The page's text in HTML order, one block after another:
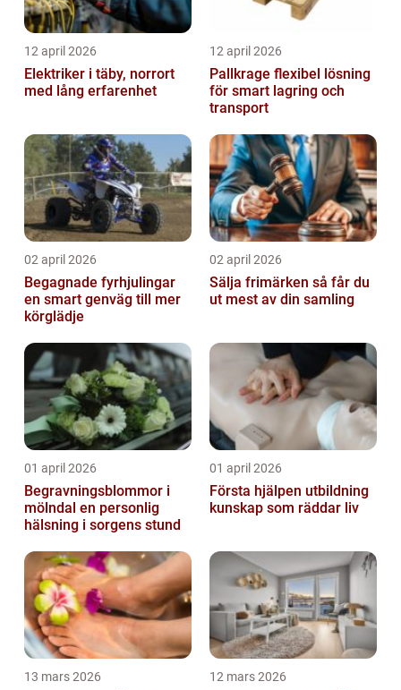
12 april 2026
Elektriker i täby, norrort
med lång erfarenhet
12 april 2026
Pallkrage flexibel lösning
för smart lagring och
transport
02 april 2026
Begagnade fyrhjulingar
en smart genväg till mer
körglädje
02 april 2026
Sälja frimärken så får du
ut mest av din samling
01 april 2026
Begravningsblommor i
mölndal en personlig
hälsning i sorgens stund
01 april 2026
Första hjälpen utbildning
kunskap som räddar liv
13 mars 2026 12 mars 2026